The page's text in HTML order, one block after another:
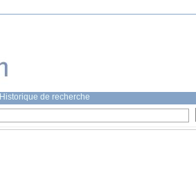
Historique de recherche